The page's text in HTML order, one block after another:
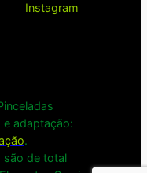
Instagram
e adaptação:
.
são de total